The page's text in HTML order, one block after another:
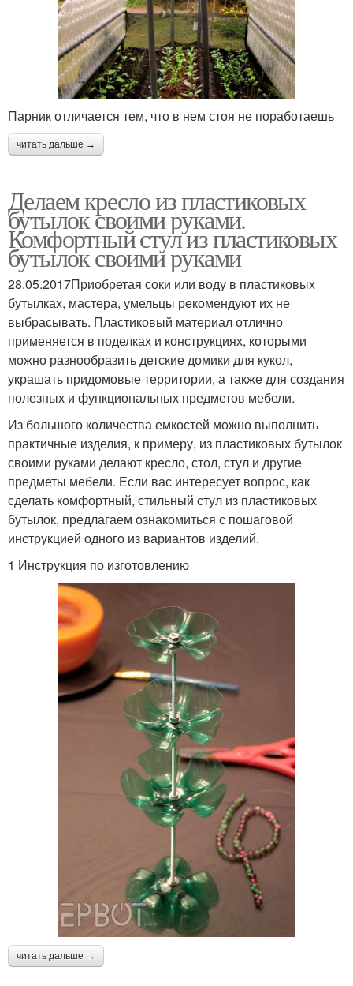
Парник отличается тем, что в нем стоя не поработаешь
читать дальше →
Делаем кресло из пластиковых
бутылок своими руками.
Комфортный стул из пластиковых
бутылок своими руками
28.05.2017Приобретая соки или воду в пластиковых
бутылках, мастера, умельцы рекомендуют их не
выбрасывать. Пластиковый материал отлично
применяется в поделках и конструкциях, которыми
можно разнообразить детские домики для кукол,
украшать придомовые территории, а также для создания
полезных и функциональных предметов мебели.
Из большого количества емкостей можно выполнить
практичные изделия, к примеру, из пластиковых бутылок
своими руками делают кресло, стол, стул и другие
предметы мебели. Если вас интересует вопрос, как
сделать комфортный, стильный стул из пластиковых
бутылок, предлагаем ознакомиться с пошаговой
инструкцией одного из вариантов изделий.
1 Инструкция по изготовлению
читать дальше →